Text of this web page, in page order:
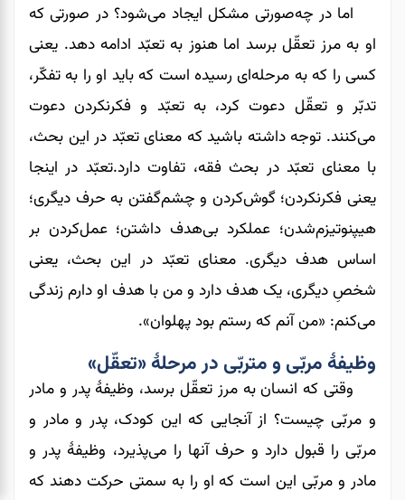
اما در چه‌صورتی مشکل ایجاد می‌شود؟ در صورتی که
او به مرز تعقّل برسد اما هنوز به تعبّد ادامه دهد. یعنی
کسی را که به مرحله‌ای رسیده است که باید او را به تفکّر،
تدبّر و تعقّل دعوت کرد، به تعبّد و فکرنکردن دعوت
می‌کنند. توجه داشته باشید که معنای تعبّد در این بحث،
با معنای تعبّد در بحث فقه، تفاوت دارد.تعبّد در اینجا
یعنی فکرنکردن؛ گوش‌کردن و چشم‌گفتن به حرف دیگری؛
هیپنوتیزم‌شدن؛ عملکرد بی‌هدف داشتن؛ عمل‌کردن بر
اساس هدف دیگری. معنای تعبّد در این بحث، یعنی
شخصِ دیگری، یک هدف دارد و من با هدف او دارم زندگی
می‌کنم: «من آنم که رستم بود پهلوان».
وظیفۀ مربّی و متربّی در مرحلۀ «تعقّل»
وقتی که انسان به مرز تعقّل برسد، وظیفۀ پدر و مادر
و مربّی چیست؟ از آنجایی که این کودک، پدر و مادر و
مربّی را قبول دارد و حرف آنها را می‌پذیرد، وظیفۀ پدر و
مادر و مربّی این است که او را به سمتی حرکت دهند که